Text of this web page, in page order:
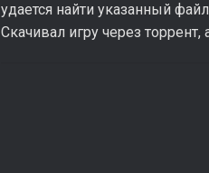
удается найти указанный
Скачивал игру через торрент,